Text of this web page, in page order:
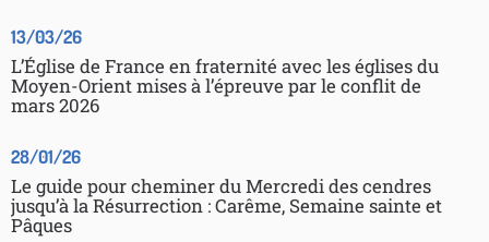
13/03/26
L’Église de France en fraternité avec les églises du
Moyen-Orient mises à l’épreuve par le conflit de
mars 2026
28/01/26
Le guide pour cheminer du Mercredi des cendres
jusqu’à la Résurrection : Carême, Semaine sainte et
Pâques